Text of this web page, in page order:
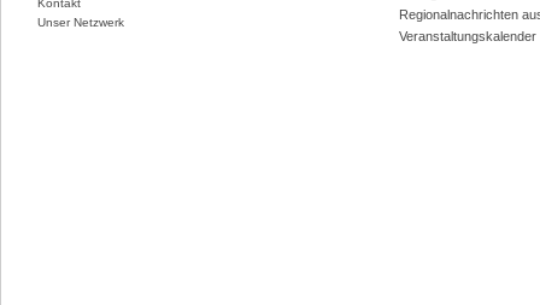
Kontakt
Unser Netzwerk
Regionalnachrichten